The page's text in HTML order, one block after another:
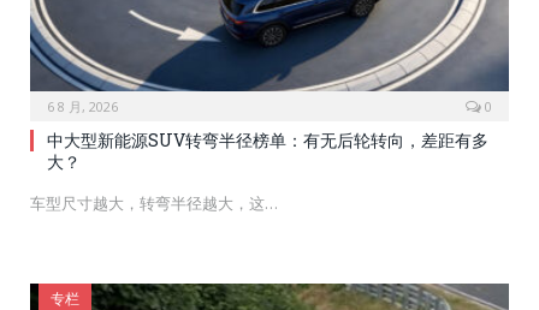
6 8 月, 2026 0
中大型新能源SUV转弯半径榜单：有无后轮转向，差距有多
大？
车型尺寸越大，转弯半径越大，这…
专栏